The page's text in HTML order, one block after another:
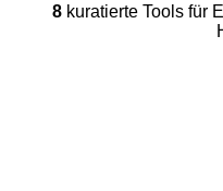
8 kuratierte Tools für